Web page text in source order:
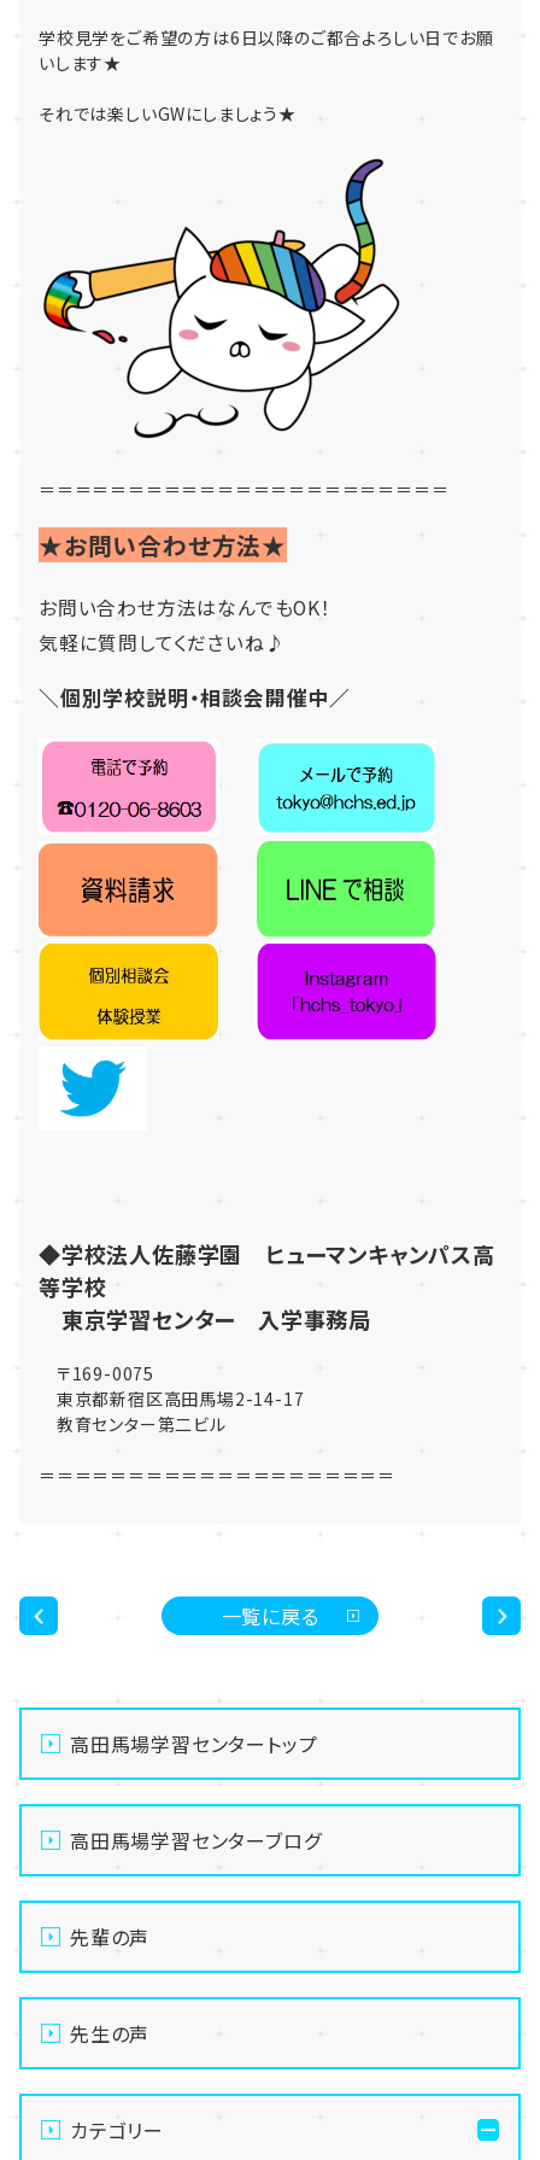
学校見学をご希望の方は6日以降のご都合よろしい日でお願
いします★
それでは楽しいGWにしましょう★
＝＝＝＝＝＝＝＝＝＝＝＝＝＝＝＝＝＝＝＝＝＝＝
★お問い合わせ方法★
お問い合わせ方法はなんでもOK！
気軽に質問してくださいね♪
＼個別学校説明・相談会開催中／
◆学校法人佐藤学園 ヒューマンキャンパス高
等学校
東京学習センター 入学事務局
〒169-0075
東京都新宿区高田馬場2-14-17
教育センター第二ビル
＝＝＝＝＝＝＝＝＝＝＝＝＝＝＝＝＝＝＝＝
一覧に戻る
高田馬場学習センタートップ
高田馬場学習センターブログ
先輩の声
先生の声
カテゴリー